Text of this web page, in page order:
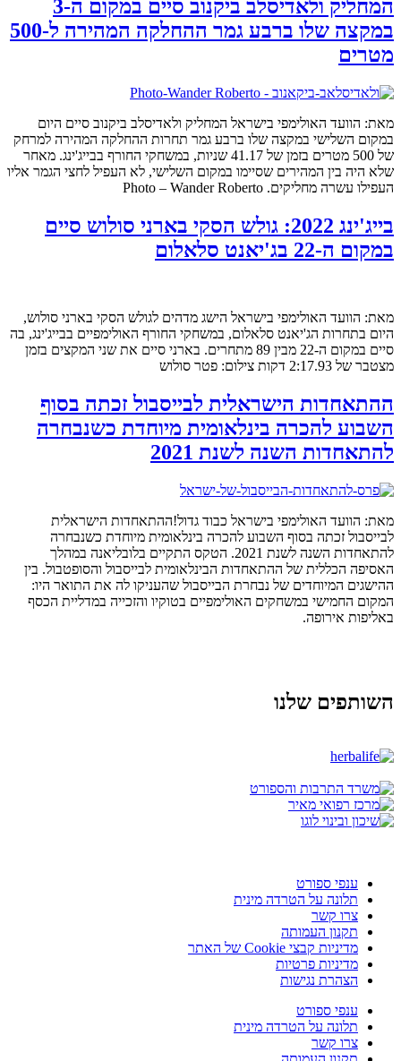
המחליק ולאדיסלב ביקנוב סיים במקום ה-3
במקצה שלו ברבע גמר ההחלקה המהירה ל-500
מטרים
מאת: הוועד האולימפי בישראל המחליק ולאדיסלב ביקנוב סיים היום
במקום השלישי במקצה שלו ברבע גמר תחרות ההחלקה המהירה למרחק
של 500 מטרים בזמן של 41.17 שניות, במשחקי החורף בבייג'ינג. מאחר
שלא היה בין המהירים שסיימו במקום השלישי, לא העפיל לחצי הגמר אליו
העפילו עשרה מחליקים. Photo – Wander Roberto
בייג'ינג 2022: גולש הסקי בארני סולוש סיים
במקום ה-22 בג'יאנט סלאלום
מאת: הוועד האולימפי בישראל הישג מדהים לגולש הסקי בארני סולוש,
היום בתחרות הג'יאנט סלאלום, במשחקי החורף האולימפיים בבייג'ינג, בה
סיים במקום ה-22 מבין 89 מתחרים. בארני סיים את שני המקצים בזמן
מצטבר של 2:17.93 דקות צילום: פטר סולוש
ההתאחדות הישראלית לבייסבול זכתה בסוף
השבוע להכרה בינלאומית מיוחדת כשנבחרה
להתאחדות השנה לשנת 2021
מאת: הוועד האולימפי בישראל כבוד גדול!ההתאחדות הישראלית
לבייסבול זכתה בסוף השבוע להכרה בינלאומית מיוחדת כשנבחרה
להתאחדות השנה לשנת 2021. הטקס התקיים בלובליאנה במהלך
האסיפה הכללית של ההתאחדות הבינלאומית לבייסבול והסופטבול. בין
ההישגים המיוחדים של נבחרת הבייסבול שהעניקו לה את התואר היו:
המקום החמישי במשחקים האולימפיים בטוקיו והזכייה במדליית הכסף
באליפות אירופה.
השותפים שלנו
ענפי ספורט
תלונה על הטרדה מינית
צרו קשר
תקנון העמותה
מדיניות קבצי Cookie של האתר
מדיניות פרטיות
הצהרת נגישות
ענפי ספורט
תלונה על הטרדה מינית
צרו קשר